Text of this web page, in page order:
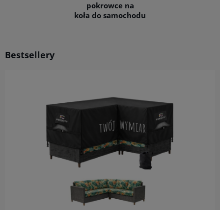
pokrowce na
koła do samochodu
Bestsellery
do koszyka